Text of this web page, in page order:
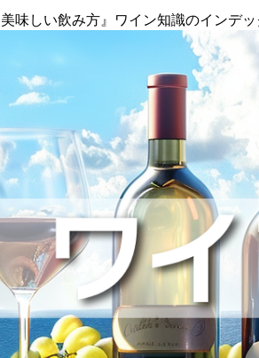
味しい飲み方』ワイン知識のインデッ